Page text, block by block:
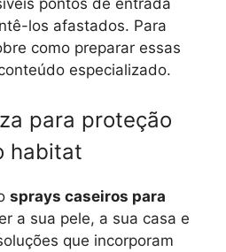
pontos de entrada
los afastados. Para
como preparar essas
especializado.
para proteção
habitat
sprays caseiros para
a sua pele, a sua casa e
que incorporam